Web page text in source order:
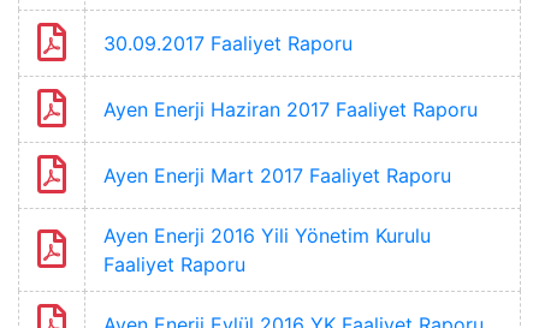
30.09.2017 Faaliyet Raporu
Ayen Enerji Haziran 2017 Faaliyet Raporu
Ayen Enerji Mart 2017 Faaliyet Raporu
Ayen Enerji 2016 Yili Yönetim Kurulu
Faaliyet Raporu